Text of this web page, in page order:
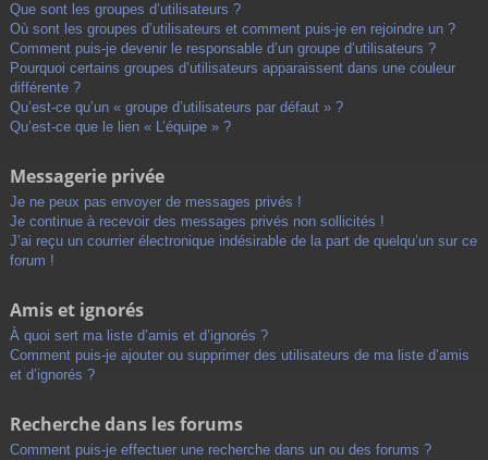
Que sont les groupes d’utilisateurs ?
Où sont les groupes d’utilisateurs et comment puis-je en rejoindre un ?
Comment puis-je devenir le responsable d’un groupe d’utilisateurs ?
Pourquoi certains groupes d’utilisateurs apparaissent dans une couleur
différente ?
Qu’est-ce qu’un « groupe d’utilisateurs par défaut » ?
Qu’est-ce que le lien « L’équipe » ?
Messagerie privée
Je ne peux pas envoyer de messages privés !
Je continue à recevoir des messages privés non sollicités !
J’ai reçu un courrier électronique indésirable de la part de quelqu’un sur ce
forum !
Amis et ignorés
À quoi sert ma liste d’amis et d’ignorés ?
Comment puis-je ajouter ou supprimer des utilisateurs de ma liste d’amis
et d’ignorés ?
Recherche dans les forums
Comment puis-je effectuer une recherche dans un ou des forums ?